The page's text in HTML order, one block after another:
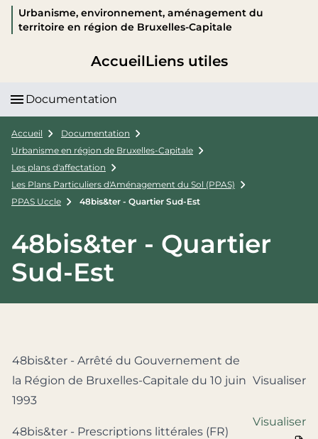
Urbanisme, environnement, aménagement du
territoire en région de Bruxelles-Capitale
AccueilLiens utiles
Documentation
Accueil
Documentation
Urbanisme en région de Bruxelles-Capitale
Les plans d'affectation
Les Plans Particuliers d'Aménagement du Sol (PPAS)
PPAS Uccle
48bis&ter - Quartier Sud-Est
48bis&ter - Quartier
Sud-Est
48bis&ter - Arrêté du Gouvernement de
la Région de Bruxelles-Capitale du 10 juin
1993
Visualiser
48bis&ter - Prescriptions littérales (FR)
Visualiser